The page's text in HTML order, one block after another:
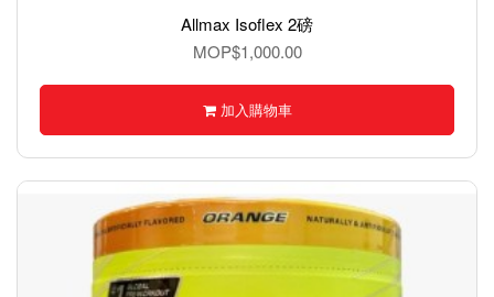
Allmax Isoflex 2磅
MOP$1,000.00
加入購物車